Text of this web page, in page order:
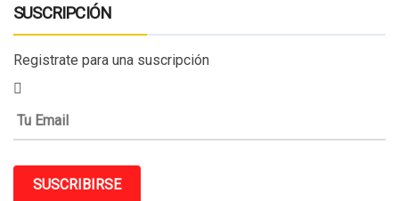
SUSCRIPCIÓN
Registrate para una suscripción
SUSCRIBIRSE